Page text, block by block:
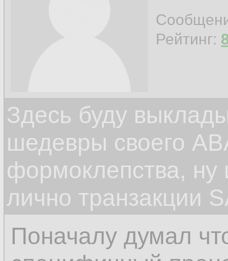
Рейтинг:
Здесь буду
шедевры своего
формоклепства,
лично транзакции
Поначалу думал